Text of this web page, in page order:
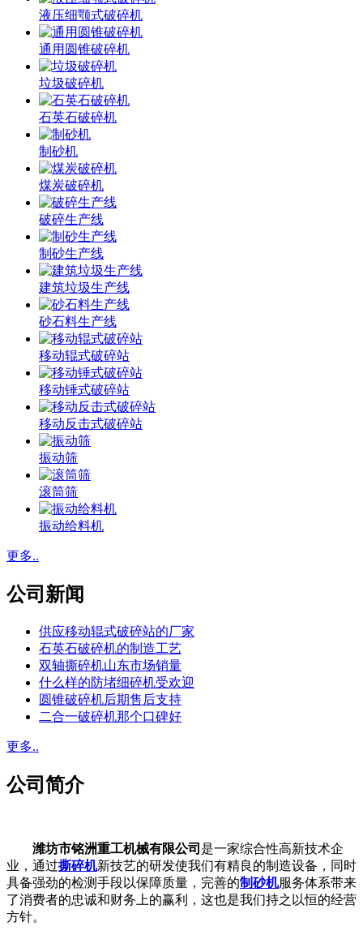
液压细颚式破碎机
通用圆锥破碎机
垃圾破碎机
石英石破碎机
制砂机
煤炭破碎机
破碎生产线
制砂生产线
建筑垃圾生产线
砂石料生产线
移动辊式破碎站
移动锤式破碎站
移动反击式破碎站
振动筛
滚筒筛
振动给料机
更多..
公司新闻
供应移动辊式破碎站的厂家
石英石破碎机的制造工艺
双轴撕碎机山东市场销量
什么样的防堵细碎机受欢迎
圆锥破碎机后期售后支持
二合一破碎机那个口碑好
更多..
公司简介
潍坊市铭洲重工机械有限公司 是一家综合性高新技术企
业，通过撕碎机新技艺的研发使我们有精良的制造设备，同时
具备强劲的检测手段以保障质量，完善的制砂机服务体系带来
了消费者的忠诚和财务上的赢利，这也是我们持之以恒的经营
方针。